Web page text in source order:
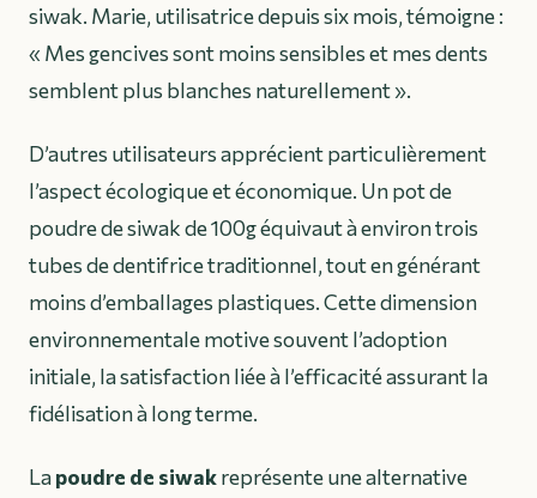
siwak. Marie, utilisatrice depuis six mois, témoigne :
« Mes gencives sont moins sensibles et mes dents
semblent plus blanches naturellement ».
D’autres utilisateurs apprécient particulièrement
l’aspect écologique et économique. Un pot de
poudre de siwak de 100g équivaut à environ trois
tubes de dentifrice traditionnel, tout en générant
moins d’emballages plastiques. Cette dimension
environnementale motive souvent l’adoption
initiale, la satisfaction liée à l’efficacité assurant la
fidélisation à long terme.
Lapoudre de siwakreprésente une alternative